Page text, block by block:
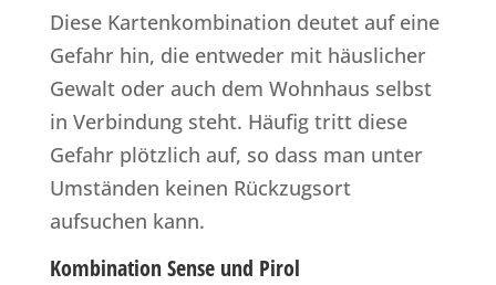
Diese Kartenkombination deutet auf eine
Gefahr hin, die entweder mit häuslicher
Gewalt oder auch dem Wohnhaus selbst
in Verbindung steht. Häufig tritt diese
Gefahr plötzlich auf, so dass man unter
Umständen keinen Rückzugsort
aufsuchen kann.
Kombination Sense und Pirol